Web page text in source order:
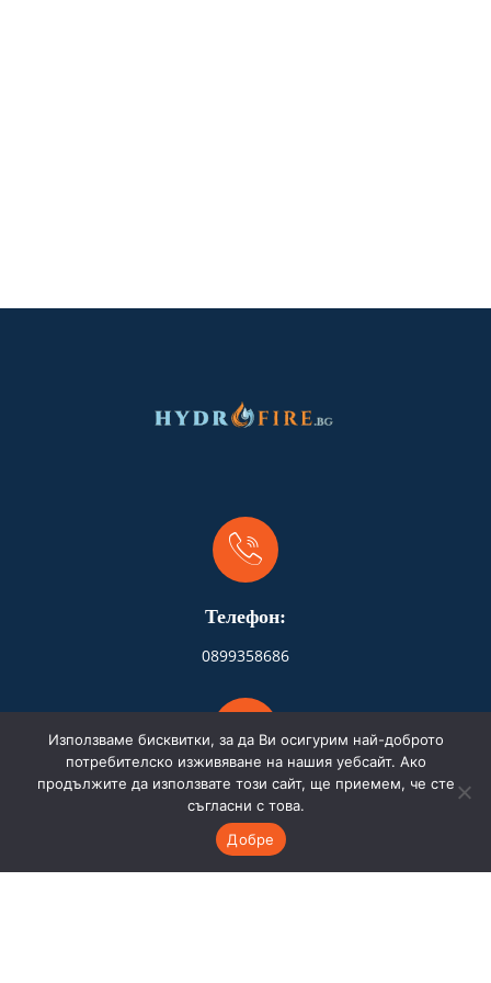
Телефон:
0899358686
Адрес:
Бургас
Използваме бисквитки, за да Ви осигурим най-доброто
потребителско изживяване на нашия уебсайт. Ако
продължите да използвате този сайт, ще приемем, че сте
съгласни с това.
Добре